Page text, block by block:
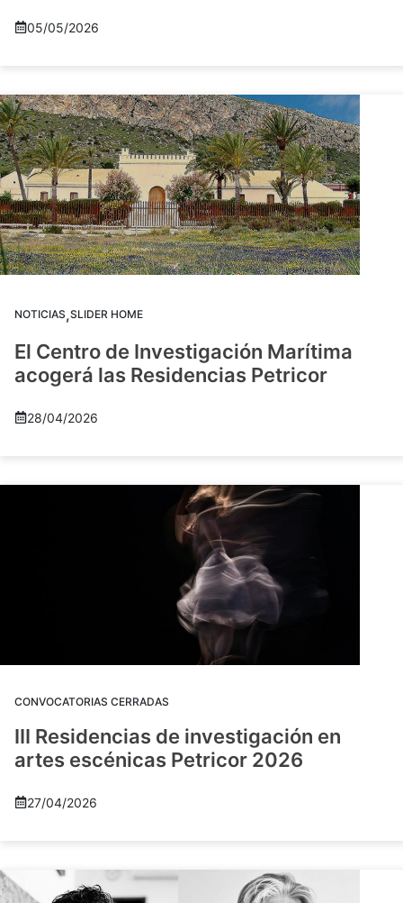
05/05/2026
NOTICIAS,SLIDER HOME
El Centro de Investigación Marítima
acogerá las Residencias Petricor
28/04/2026
CONVOCATORIAS CERRADAS
III Residencias de investigación en
artes escénicas Petricor 2026
27/04/2026